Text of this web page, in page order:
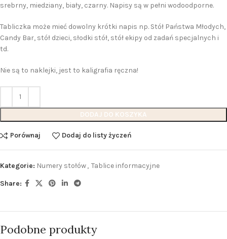
srebrny, miedziany, biały, czarny. Napisy są w pełni wodoodporne.
Tabliczka może mieć dowolny krótki napis np. Stół Państwa Młodych,
Candy Bar, stół dzieci, słodki stół, stół ekipy od zadań specjalnych i
td.
Nie są to naklejki, jest to kaligrafia ręczna!
DODAJ DO KOSZYKA
Porównaj Dodaj do listy życzeń
Kategorie: Numery stołów, Tablice informacyjne
Share:
Podobne produkty